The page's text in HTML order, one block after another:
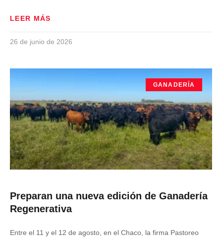
LEER MÁS
26 de junio de 2026
GANADERÍA
Preparan una nueva edición de Ganadería
Regenerativa
Entre el 11 y el 12 de agosto, en el Chaco, la firma Pastoreo